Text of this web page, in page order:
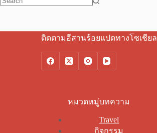
ติดตามอีสานร้อยแปดทางโซเชียล
หมวดหมู่บทความ
Travel
กิจกรรม